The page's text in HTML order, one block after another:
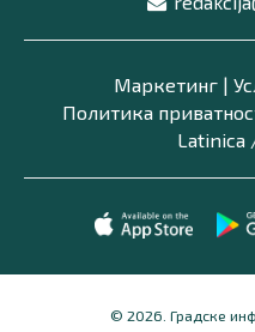
Маркетинг|
Политика
Latinica
© 2026. Градске